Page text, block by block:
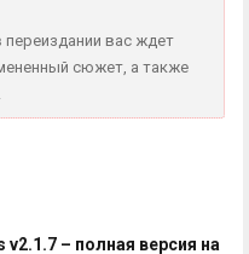
переиздании вас ждет
сюжет, а также
– полная версия на